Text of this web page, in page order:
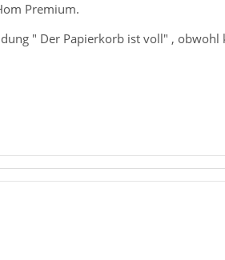
Premium.
" Der Papierkorb ist voll" , obwohl